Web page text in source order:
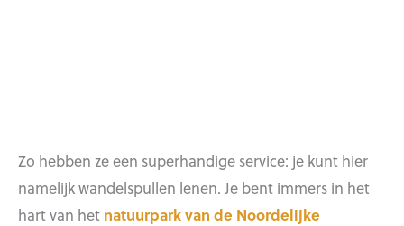
Zo hebben ze een superhandige service: je kunt hier
namelijk wandelspullen lenen. Je bent immers in het
hart van het natuurpark van de Noordelijke